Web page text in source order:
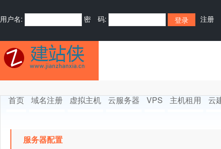
用户名: 密 码: 注册
首页 域名注册 虚拟主机 云服务器 VPS 主机租用 云
服务器配置